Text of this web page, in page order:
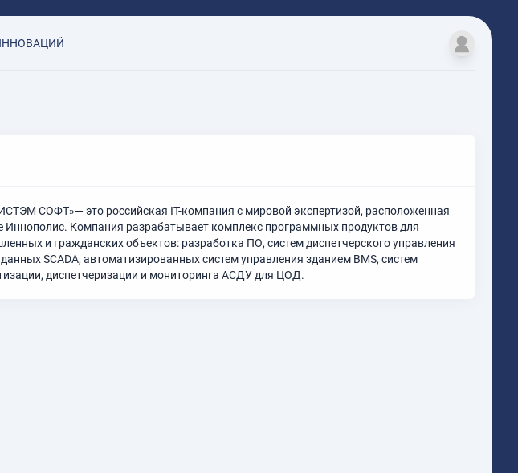
СОФТ»— это российская IT-компания с мировой экспертизой, расположенная
Иннополис. Компания разрабатывает комплекс программных продуктов для
и гражданских объектов: разработка ПО, систем диспетчерского управления
SCADA, автоматизированных систем управления зданием BMS, систем
диспетчеризации и мониторинга АСДУ для ЦОД.